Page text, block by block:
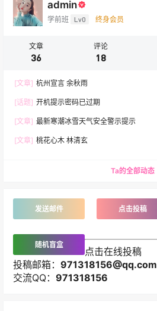
admin
学前班 Lv0 终身会员
文章
36
评论
18
[文章] 杭州宣言 余秋雨
[话题] 开机提示密码已过期
[文章] 最新寒潮冰雪天气安全警示提示
[文章] 桃花心木 林清玄
Ta的全部动态
发送邮件 点击投稿
随机盲盒
点击在线投稿
投稿邮箱： 971318156@qq.com
交流QQ： 971318156